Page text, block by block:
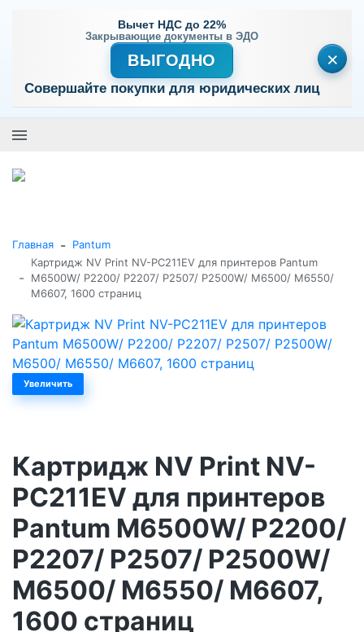
Вычет НДС до 22%
Закрывающие документы в ЭДО
ВЫГОДНО
Совершайте покупки для юридических лиц
×
Главная - Pantum
-
Картридж NV Print NV-PC211EV для принтеров Pantum
M6500W/ P2200/ P2207/ P2507/ P2500W/ M6500/ M6550/
M6607, 1600 страниц
Увеличить
Картридж NV Print NV-
PC211EV для принтеров
Pantum M6500W/ P2200/
P2207/ P2507/ P2500W/
M6500/ M6550/ M6607,
1600 страниц